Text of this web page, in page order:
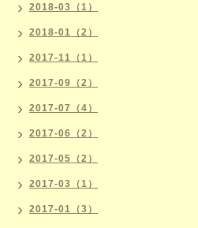
2018-03（1）
2018-01（2）
2017-11（1）
2017-09（2）
2017-07（4）
2017-06（2）
2017-05（2）
2017-03（1）
2017-01（3）